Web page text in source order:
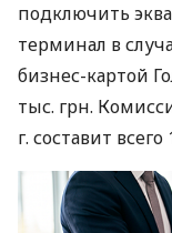
подключить
терминал в
бизнес-картой
тыс. грн.
г. составит всего